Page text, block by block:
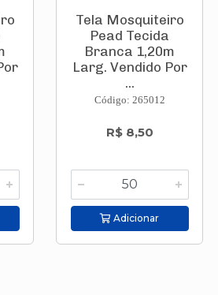
Tela Mosquiteiro
Pead Tecida
Branca 1,20m
Larg. Vendido Por
...
Código: 265012
R$ 8,50
Adicionar